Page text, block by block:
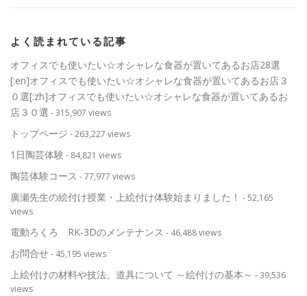
よく読まれている記事
オフィスでも使いたい☆オシャレな食器が置いてあるお店28選
[:en]オフィスでも使いたい☆オシャレな食器が置いてあるお店３
０選[:zh]オフィスでも使いたい☆オシャレな食器が置いてあるお
店３０選 - 315,907 views
トップページ - 263,227 views
1日陶芸体験 - 84,821 views
陶芸体験コース - 77,977 views
廣瀬先生の絵付け授業・上絵付け体験始まりました！ - 52,165
views
電動ろくろ RK-3Dのメンテナンス - 46,488 views
お問合せ- 45,195 views
上絵付けの材料や技法、道具について ～絵付けの基本～ - 39,536
views